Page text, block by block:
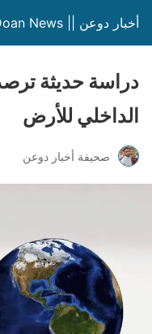
أخبار دوعن || Doan News
دراسة حديثة
الداخلي للأرض
صحيفة أخبار دوعن